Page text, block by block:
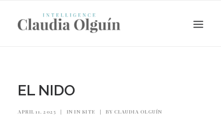
EL NIDO
APRIL 11, 2025 | IN IN SITE | BY CLAUDIA OLGUÍN